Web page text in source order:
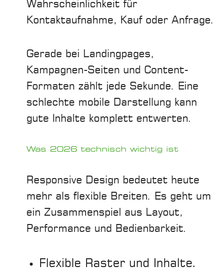
Wahrscheinlichkeit für
Kontaktaufnahme, Kauf oder Anfrage.
Gerade bei Landingpages,
Kampagnen-Seiten und Content-
Formaten zählt jede Sekunde. Eine
schlechte mobile Darstellung kann
gute Inhalte komplett entwerten.
Was 2026 technisch wichtig ist
Responsive Design bedeutet heute
mehr als flexible Breiten. Es geht um
ein Zusammenspiel aus Layout,
Performance und Bedienbarkeit.
Flexible Raster und Inhalte.